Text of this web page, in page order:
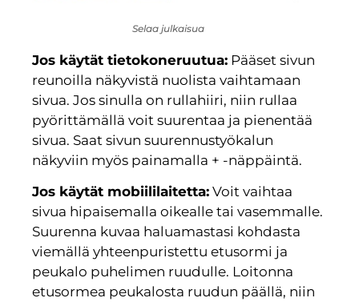
Selaa julkaisua
Jos käytät tietokoneruutua: Pääset sivun
reunoilla näkyvistä nuolista vaihtamaan
sivua. Jos sinulla on rullahiiri, niin rullaa
pyörittämällä voit suurentaa ja pienentää
sivua. Saat sivun suurennustyökalun
näkyviin myös painamalla + -näppäintä.
Jos käytät mobiililaitetta: Voit vaihtaa
sivua hipaisemalla oikealle tai vasemmalle.
Suurenna kuvaa haluamastasi kohdasta
viemällä yhteenpuristettu etusormi ja
peukalo puhelimen ruudulle. Loitonna
etusormea peukalosta ruudun päällä, niin